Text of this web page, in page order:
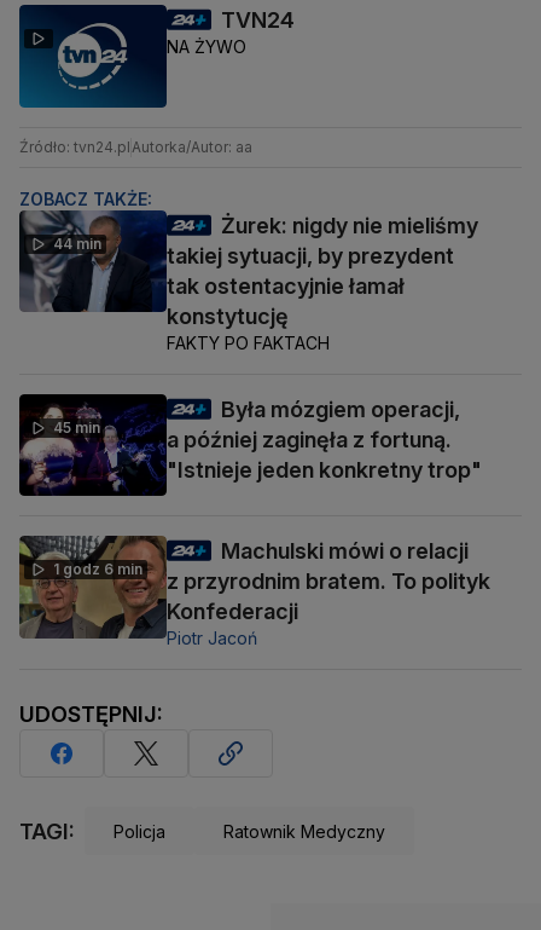
TVN24
NA ŻYWO
Źródło: tvn24.pl Autorka/Autor: aa
ZOBACZ TAKŻE:
44 min
Żurek: nigdy nie mieliśmy
takiej sytuacji, by prezydent
tak ostentacyjnie łamał
konstytucję
FAKTY PO FAKTACH
45 min
Była mózgiem operacji,
a później zaginęła z fortuną.
"Istnieje jeden konkretny trop"
1 godz 6 min
Machulski mówi o relacji
z przyrodnim bratem. To polityk
Konfederacji
Piotr Jacoń
UDOSTĘPNIJ:
TAGI: Policja Ratownik Medyczny